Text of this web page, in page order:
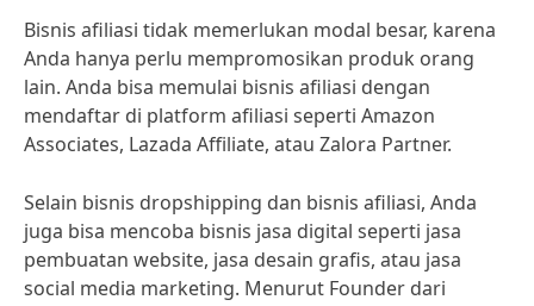
Bisnis afiliasi tidak memerlukan modal besar, karena
Anda hanya perlu mempromosikan produk orang
lain. Anda bisa memulai bisnis afiliasi dengan
mendaftar di platform afiliasi seperti Amazon
Associates, Lazada Affiliate, atau Zalora Partner.
Selain bisnis dropshipping dan bisnis afiliasi, Anda
juga bisa mencoba bisnis jasa digital seperti jasa
pembuatan website, jasa desain grafis, atau jasa
social media marketing. Menurut Founder dari